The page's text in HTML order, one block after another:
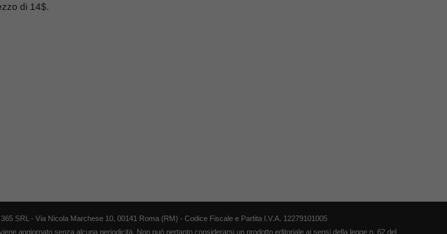
di 14$.
SRL - Via Nicola Marchese 10, 00141 Roma (RM) - Codice Fiscale e Partita I.V.A. 12279101005
aggiornato senza alcuna periodicità. Non può pertanto considerarsi un prodotto editoriale ai sensi della legge n. 62 del